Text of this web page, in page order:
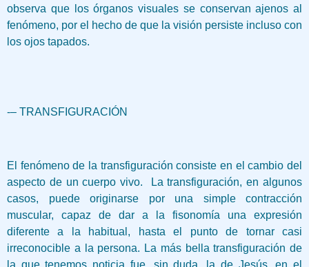
observa que los órganos visuales se conservan ajenos al
fenómeno, por el hecho de que la visión persiste incluso con
los ojos tapados.
-– TRANSFIGURACIÓN
El fenómeno de la transfiguración consiste en el cambio del
aspecto de un cuerpo vivo. La transfiguración, en algunos
casos, puede originarse por una simple contracción
muscular, capaz de dar a la fisonomía una expresión
diferente a la habitual, hasta el punto de tornar casi
irreconocible a la persona. La más bella transfiguración de